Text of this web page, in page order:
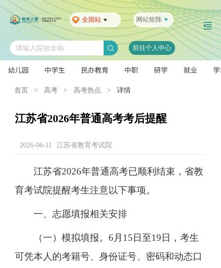
全国站 网站矩阵
请输入院校全称 前往个人中心
幼儿园 中学生 民办教育 中职 研学 就业
首页 > 高考 > 高考热点 > 详情
江苏省2026年普通高考考后提醒
2026-06-11 江苏省教育考试院
江苏省2026年普通高考已顺利结束，省教
育考试院提醒考生注意以下事项。
一、志愿填报相关安排
（一）模拟填报。6月15日至19日，考生
可凭本人的考籍号、身份证号、密码和动态口